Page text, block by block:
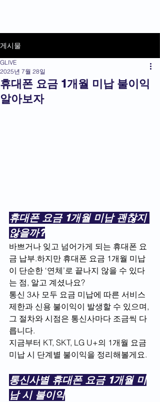
게시물
휴대폰 요금 1개월 미납 불이익
알아보자
GLIVE
2025년 7월 28일
휴대폰 요금 1개월 미납 괜찮지
않을까?
바쁘거나 잊고 넘어가게 되는 휴대폰 요
금 납부.하지만 휴대폰 요금 1개월 미납
이 단순한 ‘연체’로 끝나지 않을 수 있다
는 점, 알고 계셨나요?
통신 3사 모두 요금 미납에 따른 서비스
제한과 신용 불이익이 발생할 수 있으며,
그 절차와 시점은 통신사마다 조금씩 다
릅니다.
지금부터 KT, SKT, LG U+의 1개월 요금
미납 시 단계별 불이익을 정리해볼게요.
통신사별 휴대폰 요금 1개월 미
납 시 불이익